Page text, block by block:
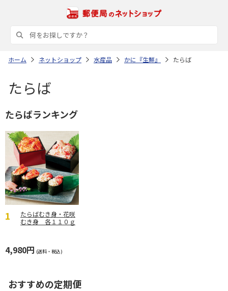
ホーム ネットショップ 水産品 かに『生鮮』 たらば
たらば
たらばランキング
たらばむき身・花咲
むき身 各１１０ｇ
4,980円 (送料・税込)
おすすめの定期便